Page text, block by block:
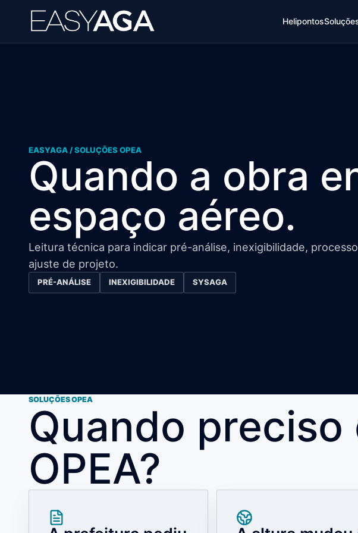
Helipontos
EASYAGA / SOLUÇÕES OPEA
Quando a obra
espaço aéreo.
Leitura técnica para indicar pré-análise, inexigibilidade,
ajuste de projeto.
PRÉ-ANÁLISE INEXIGIBILIDADE SYSAGA
SOLUÇÕES OPEA
Quando
OPEA?